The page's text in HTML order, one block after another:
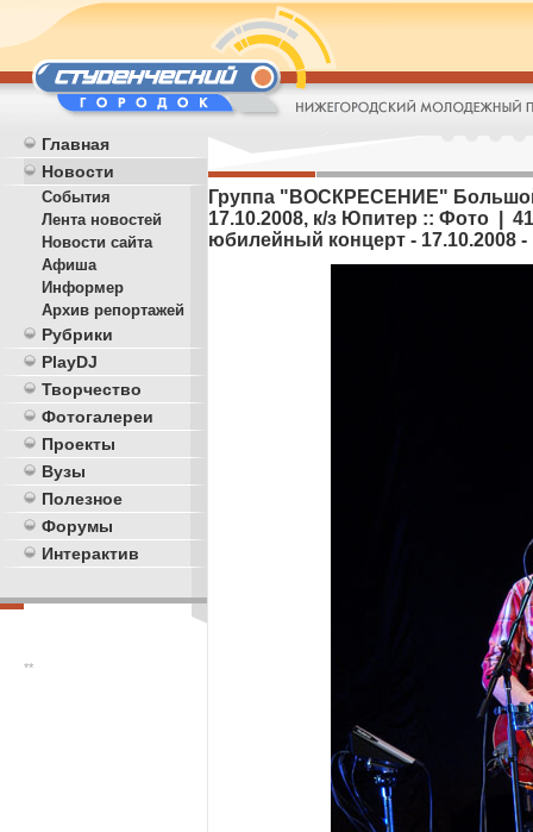
Главная
Новости
События
Лента новостей
Новости сайта
Афиша
Информер
Архив репортажей
Рубрики
PlayDJ
Творчество
Фотогалереи
Проекты
Вузы
Полезное
Форумы
Интерактив
**
Группа "ВОСКРЕСЕНИЕ"
17.10.2008, к/з Юпитер :: Фото |
юбилейный концерт - 17.10.2008